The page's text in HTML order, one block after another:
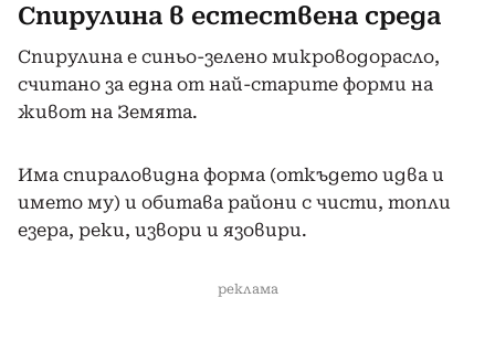
Спирулина в естествена среда
Спирулина е синьо-зелено микроводорасло,
считано за една от най-старите форми на
живот на Земята.
Има спираловидна форма (откъдето идва и
името му) и обитава райони с чисти, топли
езера, реки, извори и язовири.
реклама